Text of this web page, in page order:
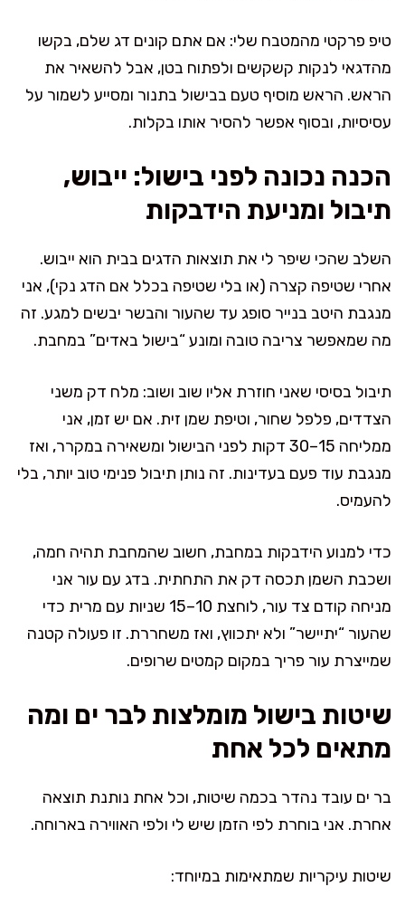
טיפ פרקטי מהמטבח שלי: אם אתם קונים דג שלם, בקשו
מהדגאי לנקות קשקשים ולפתוח בטן, אבל להשאיר את
הראש. הראש מוסיף טעם בבישול בתנור ומסייע לשמור על
עסיסיות, ובסוף אפשר להסיר אותו בקלות.
הכנה נכונה לפני בישול: ייבוש,
תיבול ומניעת הידבקות
השלב שהכי שיפר לי את תוצאות הדגים בבית הוא ייבוש.
אחרי שטיפה קצרה (או בלי שטיפה בכלל אם הדג נקי), אני
מנגבת היטב בנייר סופג עד שהעור והבשר יבשים למגע. זה
מה שמאפשר צריבה טובה ומונע “בישול באדים” במחבת.
תיבול בסיסי שאני חוזרת אליו שוב ושוב: מלח דק משני
הצדדים, פלפל שחור, וטיפת שמן זית. אם יש זמן, אני
ממליחה 15–30 דקות לפני הבישול ומשאירה במקרר, ואז
מנגבת עוד פעם בעדינות. זה נותן תיבול פנימי טוב יותר, בלי
להעמיס.
כדי למנוע הידבקות במחבת, חשוב שהמחבת תהיה חמה,
ושכבת השמן תכסה דק את התחתית. בדג עם עור אני
מניחה קודם צד עור, לוחצת 10–15 שניות עם מרית כדי
שהעור “יתיישר” ולא יתכווץ, ואז משחררת. זו פעולה קטנה
שמייצרת עור פריך במקום קמטים שרופים.
שיטות בישול מומלצות לבר ים ומה
מתאים לכל אחת
בר ים עובד נהדר בכמה שיטות, וכל אחת נותנת תוצאה
אחרת. אני בוחרת לפי הזמן שיש לי ולפי האווירה בארוחה.
שיטות עיקריות שמתאימות במיוחד: